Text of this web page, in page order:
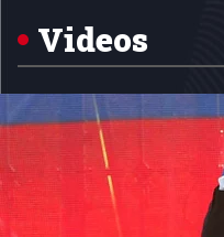
Videos